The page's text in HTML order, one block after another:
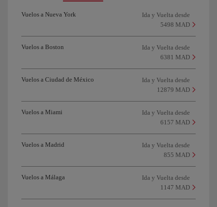
Vuelos a Nueva York
Ida y Vuelta desde
5498 MAD
Vuelos a Boston
Ida y Vuelta desde
6381 MAD
Vuelos a Ciudad de México
Ida y Vuelta desde
12879 MAD
Vuelos a Miami
Ida y Vuelta desde
6157 MAD
Vuelos a Madrid
Ida y Vuelta desde
855 MAD
Vuelos a Málaga
Ida y Vuelta desde
1147 MAD